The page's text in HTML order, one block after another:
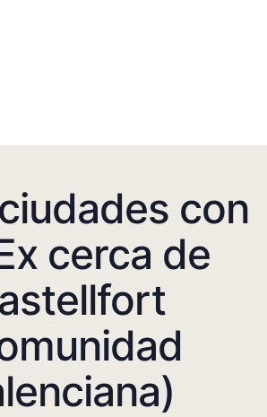
con
cerca de